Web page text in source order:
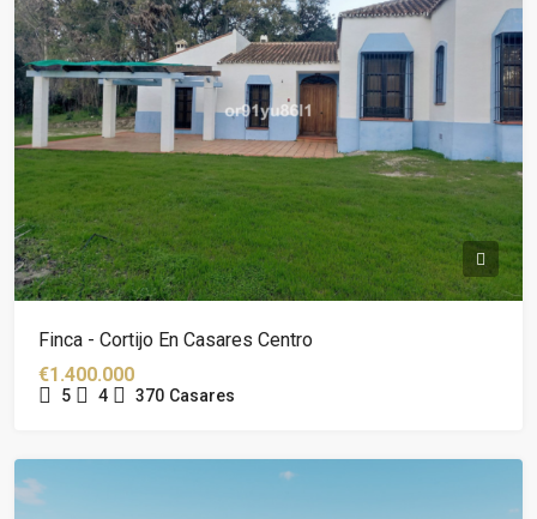
Finca - Cortijo En Casares Centro
€1.400.000
5 4 370 Casares